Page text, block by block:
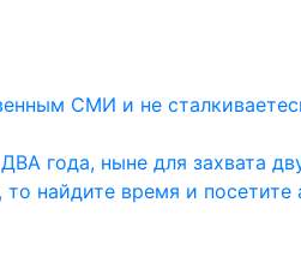
СМИ и не
года, ныне для захвата
найдите время и